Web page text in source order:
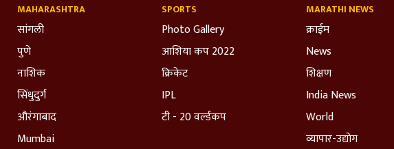
MAHARASHTRA
सांगली
पुणे
नाशिक
सिंधुदुर्ग
औरंगाबाद
Mumbai
SPORTS
Photo Gallery
आशिया कप 2022
क्रिकेट
IPL
टी - 20 वर्ल्डकप
MARATHI NEWS
क्राईम
News
शिक्षण
India News
World
व्यापार-उद्योग